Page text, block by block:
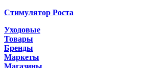
Стимулятор Роста
Уходовые
Товары
Бренды
Маркеты
Магазины